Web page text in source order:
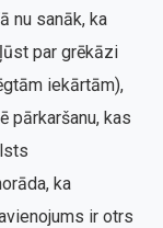
nu sanāk, ka
par grēkāzi
iekārtām),
pārkaršanu, kas
ka
ir otrs